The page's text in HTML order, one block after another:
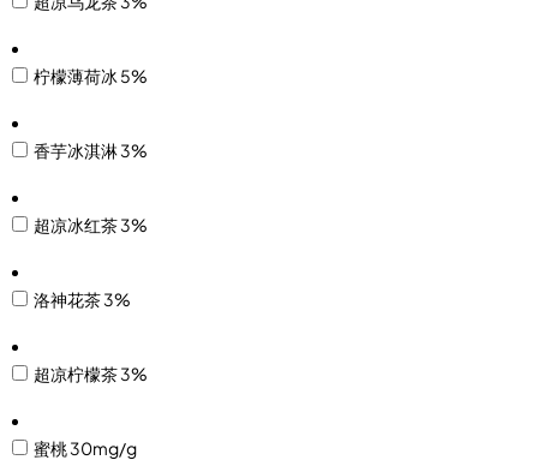
柠檬薄荷冰 5%
香芋冰淇淋 3%
超凉冰红茶 3%
洛神花茶 3%
超凉柠檬茶 3%
蜜桃 30mg/g